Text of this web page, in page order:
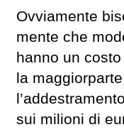
Ovviamente
mente che
hanno un
la
sui milioni di